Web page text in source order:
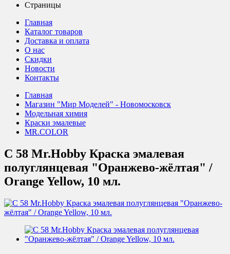
Страницы
Главная
Каталог товаров
Доставка и оплата
О нас
Скидки
Новости
Контакты
Главная
Магазин "Мир Моделей" - Новомосковск
Модельная химия
Краски эмалевые
MR.COLOR
C 58 Mr.Hobby Краска эмалевая
полуглянцевая "Оранжево-жёлтая" /
Orange Yellow, 10 мл.